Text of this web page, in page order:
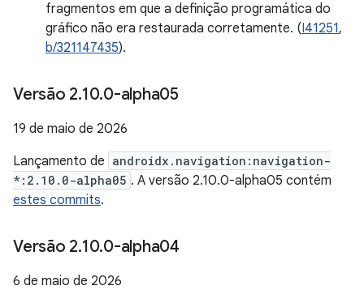
fragmentos em que a definição programática do
gráfico não era restaurada corretamente. (I41251,
b/321147435).
Versão 2.10.0-alpha05
19 de maio de 2026
Lançamento de androidx.navigation:navigation-
*:2.10.0-alpha05 . A versão 2.10.0-alpha05 contém
estes commits.
Versão 2.10.0-alpha04
6 de maio de 2026